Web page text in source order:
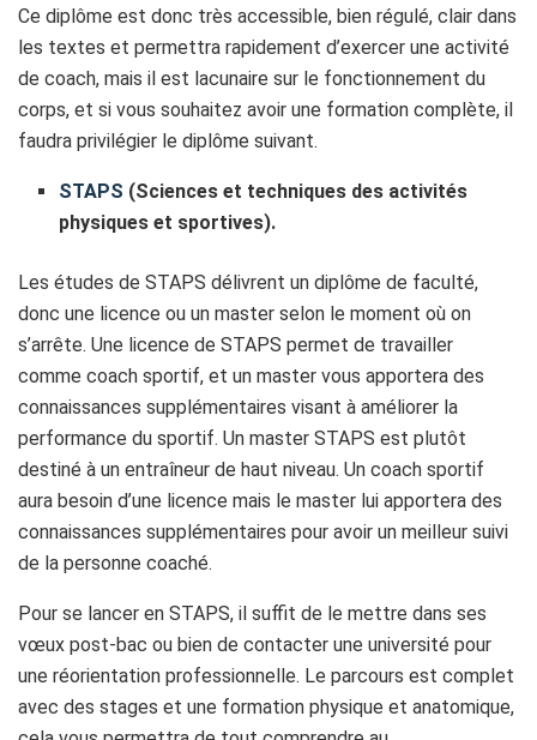
Ce diplôme est donc très accessible, bien régulé, clair dans
les textes et permettra rapidement d’exercer une activité
de coach, mais il est lacunaire sur le fonctionnement du
corps, et si vous souhaitez avoir une formation complète, il
faudra privilégier le diplôme suivant.
STAPS (Sciences et techniques des activités
physiques et sportives).
Les études de STAPS délivrent un diplôme de faculté,
donc une licence ou un master selon le moment où on
s’arrête. Une licence de STAPS permet de travailler
comme coach sportif, et un master vous apportera des
connaissances supplémentaires visant à améliorer la
performance du sportif. Un master STAPS est plutôt
destiné à un entraîneur de haut niveau. Un coach sportif
aura besoin d’une licence mais le master lui apportera des
connaissances supplémentaires pour avoir un meilleur suivi
de la personne coaché.
Pour se lancer en STAPS, il suffit de le mettre dans ses
vœux post-bac ou bien de contacter une université pour
une réorientation professionnelle. Le parcours est complet
avec des stages et une formation physique et anatomique,